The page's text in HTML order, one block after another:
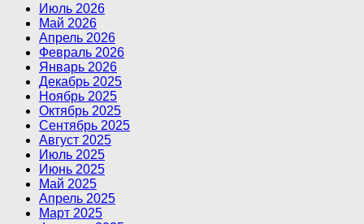
Июль 2026
Май 2026
Апрель 2026
Февраль 2026
Январь 2026
Декабрь 2025
Ноябрь 2025
Октябрь 2025
Сентябрь 2025
Август 2025
Июль 2025
Июнь 2025
Май 2025
Апрель 2025
Март 2025